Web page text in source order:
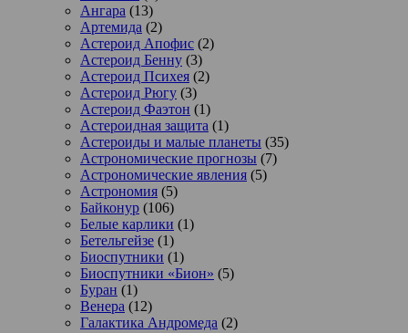
Ангара (13)
Артемида (2)
Астероид Апофис (2)
Астероид Бенну (3)
Астероид Психея (2)
Астероид Рюгу (3)
Астероид Фаэтон (1)
Астероидная защита (1)
Астероиды и малые планеты (35)
Астрономические прогнозы (7)
Астрономические явления (5)
Астрономия (5)
Байконур (106)
Белые карлики (1)
Бетельгейзе (1)
Биоспутники (1)
Биоспутники «Бион» (5)
Буран (1)
Венера (12)
Галактика Андромеда (2)